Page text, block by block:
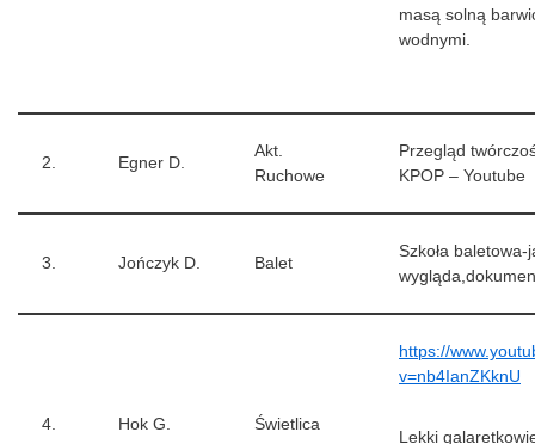
masą solną
wodnymi.
2. Egner D.
Akt.
Ruchowe
Przegląd
KPOP – Youtube
3. Jończyk D. Balet
Szkoła baletowa-
4. Hok G. Świetlica
https://
v=nb4IanZKknU
Lekki